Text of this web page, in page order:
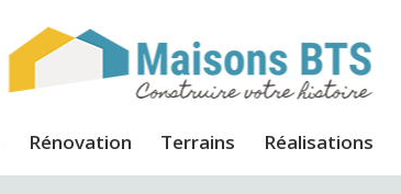
Rénovation Terrains Réalisations